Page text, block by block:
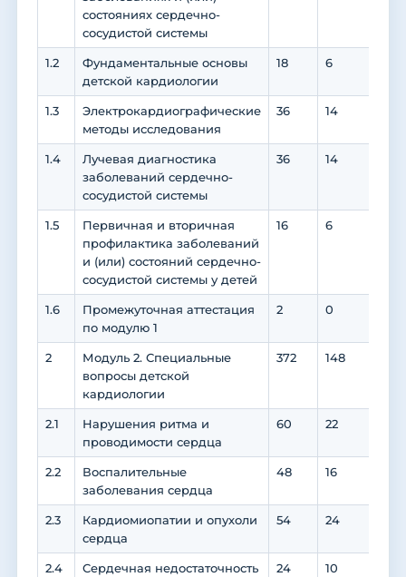
состояниях сердечно-
сосудистой системы
1.2
Фундаментальные основы
детской кардиологии
18 6
1.3
Электрокардиографические
методы исследования
36 14
1.4
Лучевая диагностика
заболеваний сердечно-
сосудистой системы
36 14
1.5
Первичная и вторичная
профилактика заболеваний
и (или) состояний сердечно-
сосудистой системы у детей
16 6
1.6
Промежуточная аттестация
по модулю 1
2 0
2
Модуль 2. Специальные
вопросы детской
кардиологии
372 148
2.1
Нарушения ритма и
проводимости сердца
60 22
2.2
Воспалительные
заболевания сердца
48 16
2.3
Кардиомиопатии и опухоли
сердца
54 24
2.4 Сердечная недостаточность 24 10